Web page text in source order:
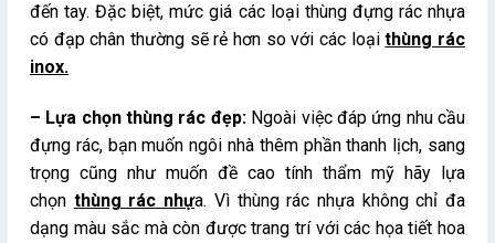
đến tay. Đặc biệt, mức giá các loại thùng đựng rác nhựa
có đạp chân thường sẽ rẻ hơn so với các loạithùng rác
inox.
– Lựa chọn thùng rác đẹp:Ngoài việc đáp ứng nhu cầu
đựng rác, bạn muốn ngôi nhà thêm phần thanh lịch, sang
trọng cũng như muốn đề cao tính thẩm mỹ hãy lựa
chọn thùng rác nhựa. Vì thùng rác nhựa không chỉ đa
dạng màu sắc mà còn được trang trí với các họa tiết hoa